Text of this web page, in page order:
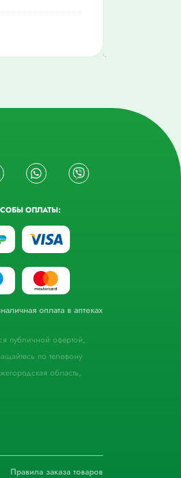
ОПЛАТЫ:
оплата в аптеках
публичной офертой,
по телефону
область,
Правила заказа товаров